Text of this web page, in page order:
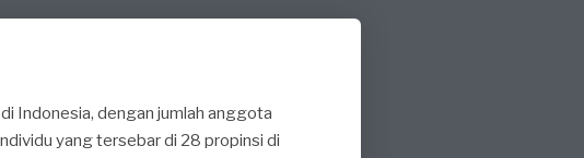
Indonesia, dengan jumlah anggota
yang tersebar di 28 propinsi di